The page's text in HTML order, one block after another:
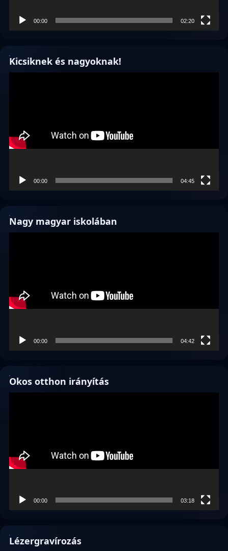
00:00 02:20
Kicsiknek és nagyoknak!
00:00 04:45
Nagy magyar iskolában
00:00 04:42
Okos otthon irányítás
00:00 03:18
Lézergravírozás